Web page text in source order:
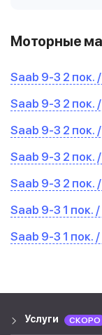
Моторные
Saab 9-3 2 пок.
Saab 9-3 2 пок.
Saab 9-3 2 пок.
Saab 9-3 2 пок.
Saab 9-3 2 пок.
Saab 9-3 1 пок. /
Saab 9-3 1 пок.
Услуги СКОРО